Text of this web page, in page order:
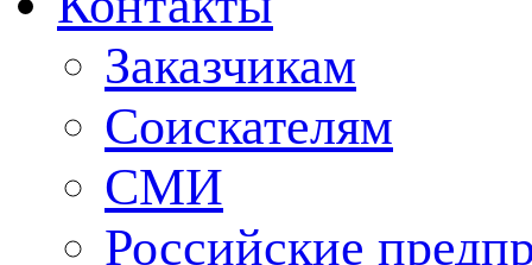
Заказчикам
Соискателям
СМИ
Российские